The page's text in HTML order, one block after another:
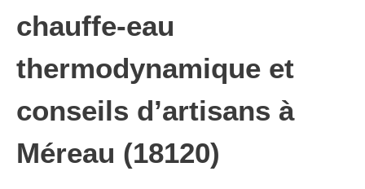
chauffe-eau
thermodynamique et
conseils d’artisans à
Méreau (18120)